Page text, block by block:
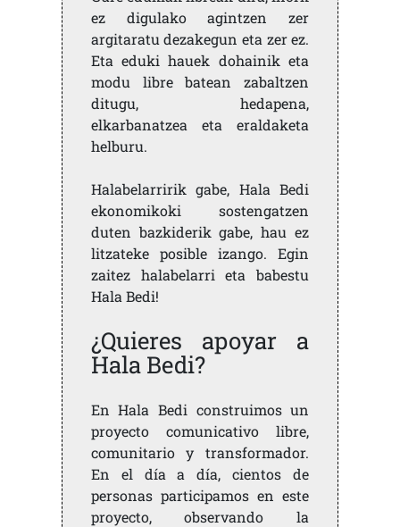
ez digulako agintzen zer
argitaratu dezakegun eta zer ez.
Eta eduki hauek dohainik eta
modu libre batean zabaltzen
ditugu, hedapena,
elkarbanatzea eta eraldaketa
helburu.
Halabelarririk gabe, Hala Bedi
ekonomikoki sostengatzen
duten bazkiderik gabe, hau ez
litzateke posible izango. Egin
zaitez halabelarri eta babestu
Hala Bedi!
¿Quieres apoyar a
Hala Bedi?
En Hala Bedi construimos un
proyecto comunicativo libre,
comunitario y transformador.
En el día a día, cientos de
personas participamos en este
proyecto, observando la